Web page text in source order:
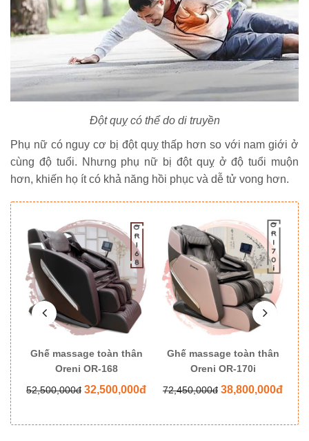
Đột quỵ có thể do di truyền
Phụ nữ có nguy cơ bị đột quỵ thấp hơn so với nam giới ở
cùng độ tuổi. Nhưng phụ nữ bị đột quỵ ở độ tuổi muộn
hơn, khiến họ ít có khả năng hồi phục và dễ tử vong hơn.
Ghế massage toàn thân
Oreni OR-168
52,500,000đ 32,500,000đ
Ghế massage toàn thân
Oreni OR-170i
72,450,000đ 38,800,000đ